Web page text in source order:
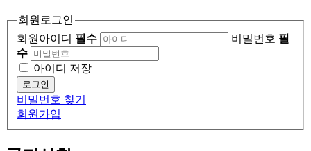
회원로그인
회원아이디 필수 비밀번호 필
수
아이디 저장
로그인
비밀번호 찾기
회원가입